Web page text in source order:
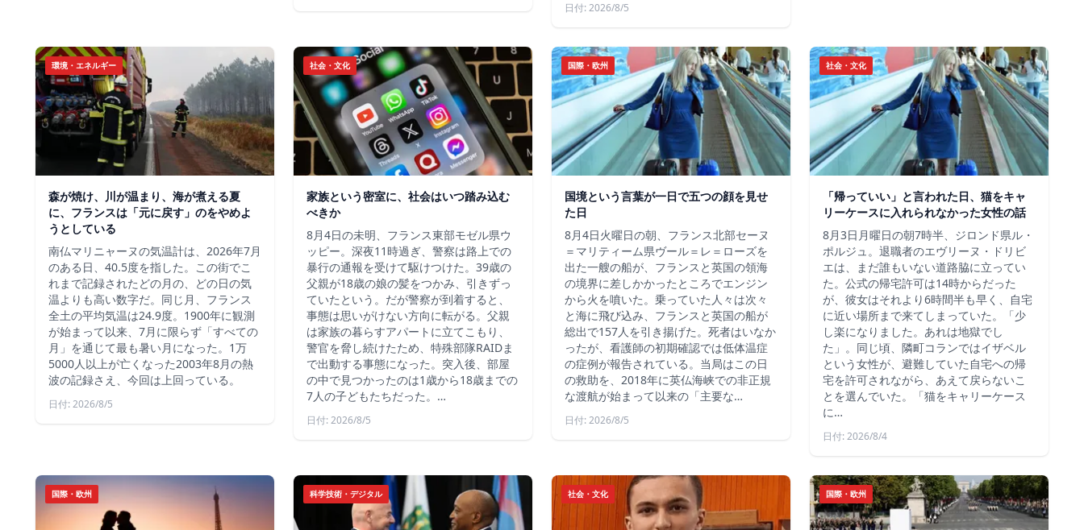
日付: 2026/8/5
環境・エネルギー
森が焼け、川が温まり、海が煮える夏
に、フランスは「元に戻す」のをやめよ
うとしている
南仏マリニャーヌの気温計は、2026年7月
のある日、40.5度を指した。この街でこ
れまで記録されたどの月の、どの日の気
温よりも高い数字だ。同じ月、フランス
全土の平均気温は24.9度。1900年に観測
が始まって以来、7月に限らず「すべての
月」を通じて最も暑い月になった。1万
5000人以上が亡くなった2003年8月の熱
波の記録さえ、今回は上回っている。
日付: 2026/8/5
社会・文化
家族という密室に、社会はいつ踏み込む
べきか
8月4日の未明、フランス東部モゼル県ウ
ッピー。深夜11時過ぎ、警察は路上での
暴行の通報を受けて駆けつけた。39歳の
父親が18歳の娘の髪をつかみ、引きずっ
ていたという。だが警察が到着すると、
事態は思いがけない方向に転がる。父親
は家族の暮らすアパートに立てこもり、
警官を脅し続けたため、特殊部隊RAIDま
で出動する事態になった。突入後、部屋
の中で見つかったのは1歳から18歳までの
7人の子どもたちだった。…
日付: 2026/8/5
国際・欧州
国境という言葉が一日で五つの顔を見せ
た日
8月4日火曜日の朝、フランス北部セーヌ
＝マリティーム県ヴール＝レ＝ローズを
出た一艘の船が、フランスと英国の領海
の境界に差しかかったところでエンジン
から火を噴いた。乗っていた人々は次々
と海に飛び込み、フランスと英国の船が
総出で157人を引き揚げた。死者はいなか
ったが、看護師の初期確認では低体温症
の症例が報告されている。当局はこの日
の救助を、2018年に英仏海峡での非正規
な渡航が始まって以来の「主要な…
日付: 2026/8/5
社会・文化
「帰っていい」と言われた日、猫をキャ
リーケースに入れられなかった女性の話
8月3日月曜日の朝7時半、ジロンド県ル・
ポルジュ。退職者のエヴリーヌ・ドリビ
エは、まだ誰もいない道路脇に立ってい
た。公式の帰宅許可は14時からだった
が、彼女はそれより6時間半も早く、自宅
に近い場所まで来てしまっていた。「少
し楽になりました。あれは地獄でし
た」。同じ頃、隣町コランではイザベル
という女性が、避難していた自宅への帰
宅を許可されながら、あえて戻らないこ
とを選んでいた。「猫をキャリーケース
に…
日付: 2026/8/4
国際・欧州 科学技術・デジタル 社会・文化 国際・欧州